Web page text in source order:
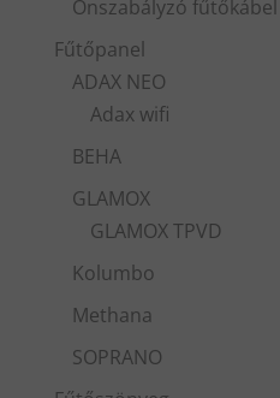
Önszabályzó fűtőkábel
Fűtőpanel
ADAX NEO
Adax wifi
BEHA
GLAMOX
GLAMOX TPVD
Kolumbo
Methana
SOPRANO